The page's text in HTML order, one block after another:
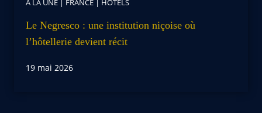
Le Negresco : une institution niçoise où
l’hôtellerie devient récit
19 mai 2026